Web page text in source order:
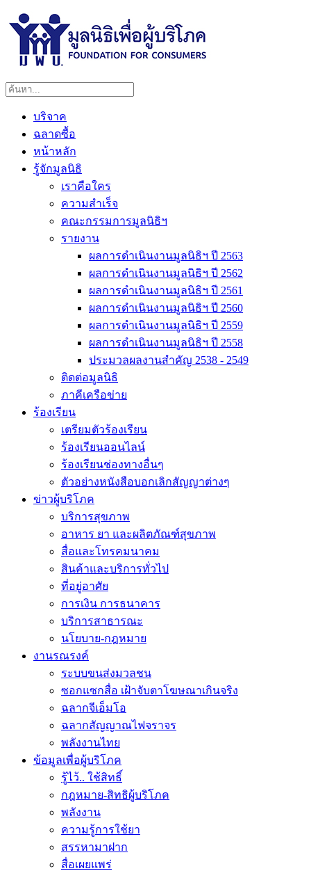
บริจาค
ฉลาดซื้อ
หน้าหลัก
รู้จักมูลนิธิ
เราคือใคร
ความสำเร็จ
คณะกรรมการมูลนิธิฯ
รายงาน
ผลการดำเนินงานมูลนิธิฯ ปี 2563
ผลการดำเนินงานมูลนิธิฯ ปี 2562
ผลการดำเนินงานมูลนิธิฯ ปี 2561
ผลการดำเนินงานมูลนิธิฯ ปี 2560
ผลการดำเนินงานมูลนิธิฯ ปี 2559
ผลการดำเนินงานมูลนิธิฯ ปี 2558
ประมวลผลงานสำคัญ 2538 - 2549
ติดต่อมูลนิธิ
ภาคีเครือข่าย
ร้องเรียน
เตรียมตัวร้องเรียน
ร้องเรียนออนไลน์
ร้องเรียนช่องทางอื่นๆ
ตัวอย่างหนังสือบอกเลิกสัญญาต่างๆ
ข่าวผู้บริโภค
บริการสุขภาพ
อาหาร ยา และผลิตภัณฑ์สุขภาพ
สื่อและโทรคมนาคม
สินค้าและบริการทั่วไป
ที่อยู่อาศัย
การเงิน การธนาคาร
บริการสาธารณะ
นโยบาย-กฎหมาย
งานรณรงค์
ระบบขนส่งมวลชน
ซอกแซกสื่อ เฝ้าจับตาโฆษณาเกินจริง
ฉลากจีเอ็มโอ
ฉลากสัญญาณไฟจราจร
พลังงานไทย
ข้อมูลเพื่อผู้บริโภค
รู้ไว้.. ใช้สิทธิ์
กฎหมาย-สิทธิผู้บริโภค
พลังงาน
ความรู้การใช้ยา
สรรหามาฝาก
สื่อเผยแพร่